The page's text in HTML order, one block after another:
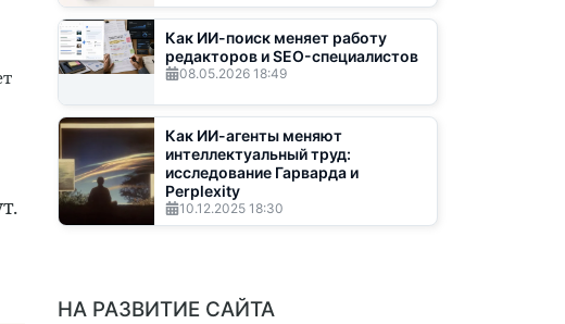
Как ИИ-поиск меняет работу
редакторов и SEO-специалистов
08.05.2026 18:49
Как ИИ-агенты меняют
интеллектуальный труд:
исследование Гарварда и
Perplexity
10.12.2025 18:30
НА РАЗВИТИЕ САЙТА